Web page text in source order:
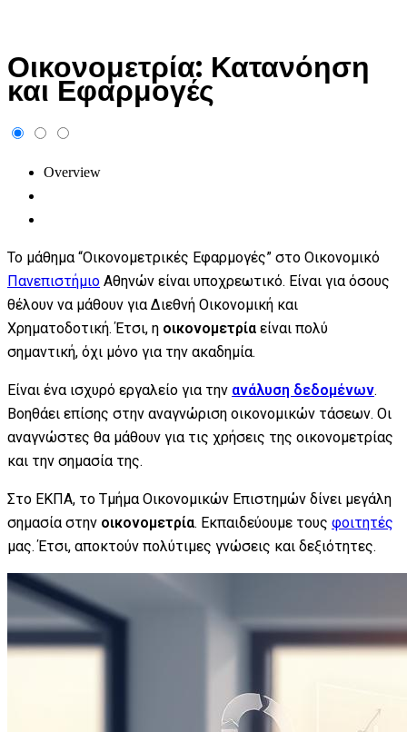
Οικονομετρία: Κατανόηση
και Εφαρμογές
Overview
Το μάθημα “Οικονομετρικές Εφαρμογές” στο Οικονομικό
Πανεπιστήμιο Αθηνών είναι υποχρεωτικό. Είναι για όσους
θέλουν να μάθουν για Διεθνή Οικονομική και
Χρηματοδοτική. Έτσι, η οικονομετρία είναι πολύ
σημαντική, όχι μόνο για την ακαδημία.
Είναι ένα ισχυρό εργαλείο για την ανάλυση δεδομένων.
Βοηθάει επίσης στην αναγνώριση οικονομικών τάσεων. Οι
αναγνώστες θα μάθουν για τις χρήσεις της οικονομετρίας
και την σημασία της.
Στο ΕΚΠΑ, το Τμήμα Οικονομικών Επιστημών δίνει μεγάλη
σημασία στην οικονομετρία. Εκπαιδεύουμε τους φοιτητές
μας. Έτσι, αποκτούν πολύτιμες γνώσεις και δεξιότητες.